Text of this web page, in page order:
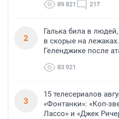
89 821 217
2
Галька била в
в скорые на
Геленджике после
83 921
3
15 телесериалов
«Фонтанки»: «Коп-
Лассо» и «Джек